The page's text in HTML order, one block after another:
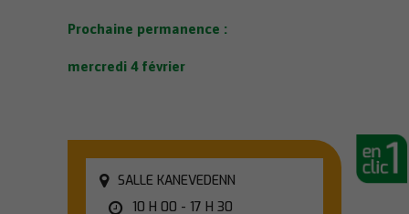
Prochaine permanence :
mercredi 4 février
SALLE KANEVEDENN
10 H 00 - 17 H 30